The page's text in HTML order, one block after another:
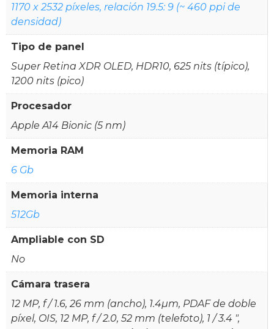
1170 x 2532 píxeles, relación 19.5: 9 (~ 460 ppi de
densidad)
Tipo de panel
Super Retina XDR OLED, HDR10, 625 nits (típico),
1200 nits (pico)
Procesador
Apple A14 Bionic (5 nm)
Memoria RAM
6 Gb
Memoria interna
512Gb
Ampliable con SD
No
Cámara trasera
12 MP, f / 1.6, 26 mm (ancho), 1.4µm, PDAF de doble
píxel, OIS, 12 MP, f / 2.0, 52 mm (telefoto), 1 / 3.4 ",